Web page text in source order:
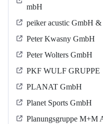
mbH
peiker acustic GmbH
Peter Kwasny GmbH
Peter Wolters GmbH
PKF WULF GRUPPE
PLANAT GmbH
Planet Sports GmbH
Planungsgruppe M+M